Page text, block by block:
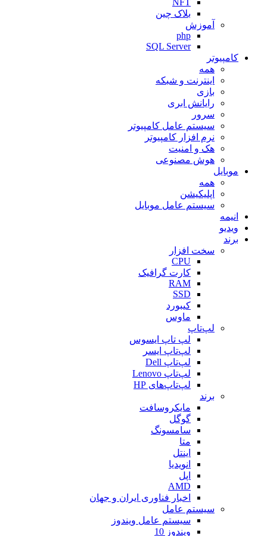
NFT
بلاک چین
آموزش
php
SQL Server
کامپیوتر
همه
اینترنت و شبکه
بازی
رایانش ابری
سرور
سیستم عامل کامپیوتر
نرم افزار کامپیوتر
هک و امنیت
هوش مصنوعی
موبایل
همه
اپلیکیشن
سیستم عامل موبایل
انیمه
ویدیو
برند
سخت افزار
CPU
کارت گرافیک
RAM
SSD
کیبورد
ماوس
لپ‌تاپ
لپ تاپ ایسوس
لپ‌تاپ ایسر
لپ‌تاپ Dell
لپ‌تاپ Lenovo
لپ‌تاپ‌های HP
برند
مایکروسافت
گوگل
سامسونگ
متا
اینتل
انویدیا
اپل
AMD
اخبار فناوری ایران و جهان
سیستم عامل
سیستم عامل ویندوز
ویندوز 10